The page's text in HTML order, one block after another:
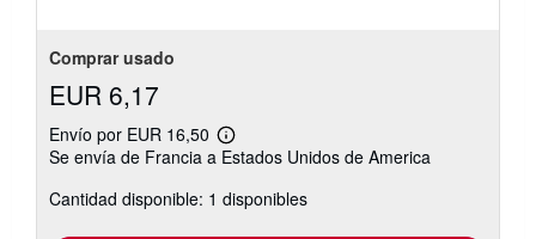
Comprar usado
EUR 6,17
Envío por EUR 16,50
Más
información
las
tarifas
Se envía de Francia a Estados Unidos de America
Cantidad disponible: 1 disponibles